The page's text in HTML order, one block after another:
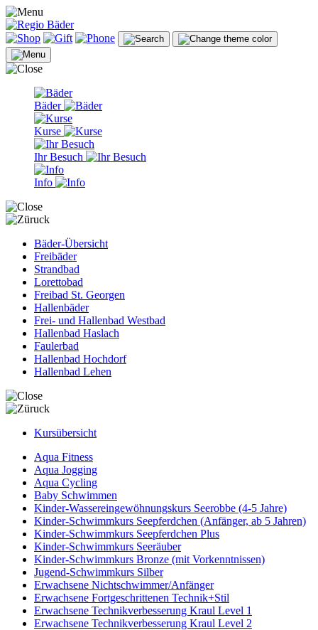
Bäder
Kurse
Ihr Besuch
Info
Bäder-Übersicht
Freibäder
Strandbad
Lorettobad
Freibad St. Georgen
Hallenbäder
Frei- und Hallenbad Westbad
Hallenbad Haslach
Faulerbad
Hallenbad Hochdorf
Hallenbad Lehen
Kursübersicht
Aqua Fitness
Aqua Jogging
Aqua Cycling
Baby Schwimmen
Kinder-Wassereingewöhnungskurs Seerobbe (4-5 Jahre)
Kinder-Schwimmkurs Seepferdchen (Anfänger, ab 5 Jahren)
Kinder-Schwimmkurs Seepferdchen Plus
Kinder-Schwimmkurs Seeräuber
Kinder-Schwimmkurs Bronze (mit Vorkenntnissen)
Jugend-Schwimmkurs Silber
Erwachsene Nichtschwimmer/Anfänger
Erwachsene Fortgeschrittenen Technik+Stil
Erwachsene Technikverbesserung Kraul Level 1
Erwachsene Technikverbesserung Kraul Level 2